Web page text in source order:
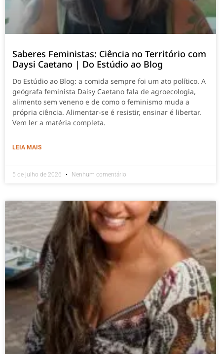
Saberes Feministas: Ciência no Território com
Daysi Caetano | Do Estúdio ao Blog
Do Estúdio ao Blog: a comida sempre foi um ato político. A
geógrafa feminista Daisy Caetano fala de agroecologia,
alimento sem veneno e de como o feminismo muda a
própria ciência. Alimentar-se é resistir, ensinar é libertar.
Vem ler a matéria completa.
LEIA MAIS
5 de julho de 2026 Nenhum comentário